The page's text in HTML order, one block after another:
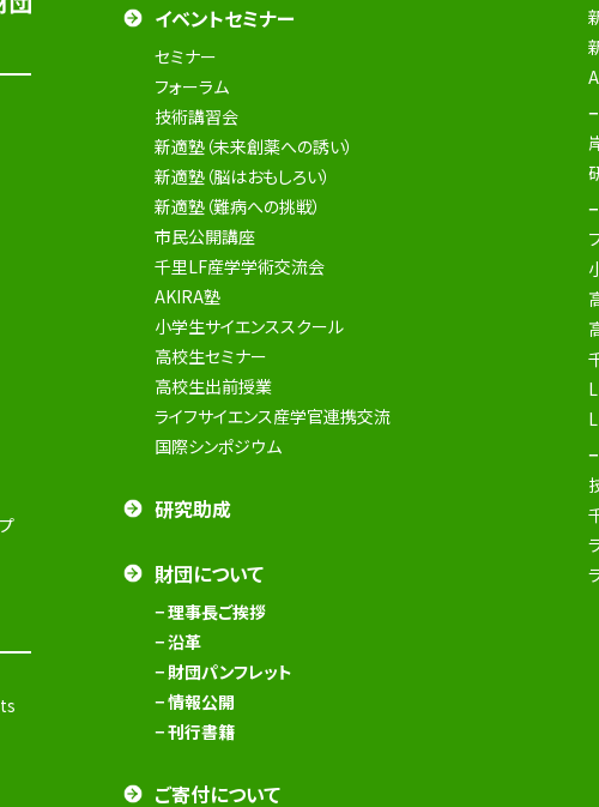
イベントセミナー
セミナー
フォーラム
技術講習会
新適塾（未来創薬への誘い）
新適塾（脳はおもしろい）
新適塾（難病への挑戦）
市民公開講座
千里LF産学学術交流会
AKIRA塾
小学生サイエンススクール
高校生セミナー
高校生出前授業
ライフサイエンス産学官連携交流
国際シンポジウム
研究助成
財団について
− 理事長ご挨拶
− 沿革
− 財団パンフレット
− 情報公開
− 刊行書籍
ご寄付について